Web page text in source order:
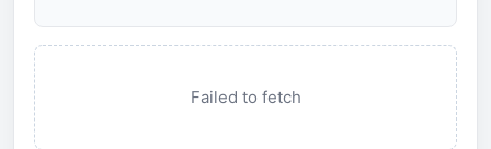
Failed to fetch